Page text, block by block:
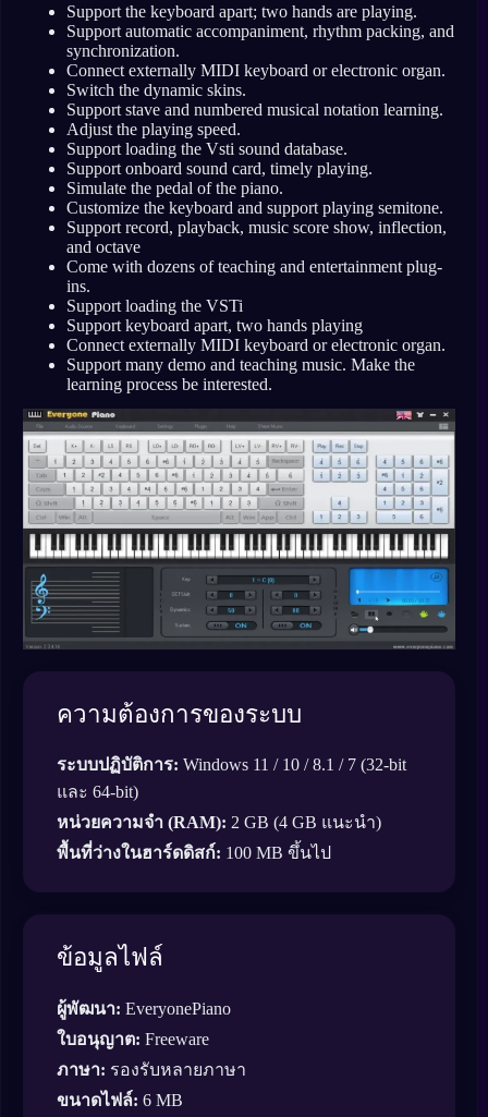
Support the keyboard apart; two hands are playing.
Support automatic accompaniment, rhythm packing, and
synchronization.
Connect externally MIDI keyboard or electronic organ.
Switch the dynamic skins.
Support stave and numbered musical notation learning.
Adjust the playing speed.
Support loading the Vsti sound database.
Support onboard sound card, timely playing.
Simulate the pedal of the piano.
Customize the keyboard and support playing semitone.
Support record, playback, music score show, inflection,
and octave
Come with dozens of teaching and entertainment plug-
ins.
Support loading the VSTi
Support keyboard apart, two hands playing
Connect externally MIDI keyboard or electronic organ.
Support many demo and teaching music. Make the
learning process be interested.
ความต้องการของระบบ
ระบบปฏิบัติการ: Windows 11 / 10 / 8.1 / 7 (32-bit
และ 64-bit)
หน่วยความจำ (RAM): 2 GB (4 GB แนะนำ)
พื้นที่ว่างในฮาร์ดดิสก์: 100 MB ขึ้นไป
ข้อมูลไฟล์
ผู้พัฒนา: EveryonePiano
ใบอนุญาต: Freeware
ภาษา: รองรับหลายภาษา
ขนาดไฟล์: 6 MB